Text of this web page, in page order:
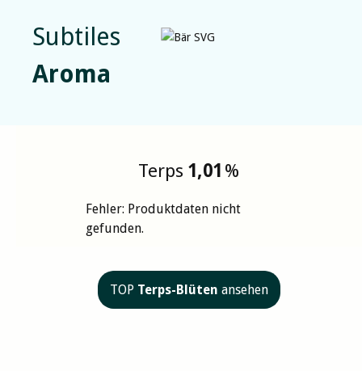
Subtiles
Aroma
Terps 1,01 %
Fehler: Produktdaten nicht
gefunden.
TOP Terps-Blüten ansehen